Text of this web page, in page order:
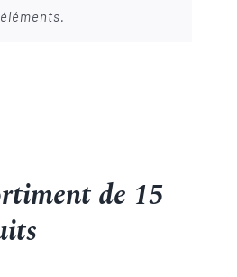
éléments.
de 15